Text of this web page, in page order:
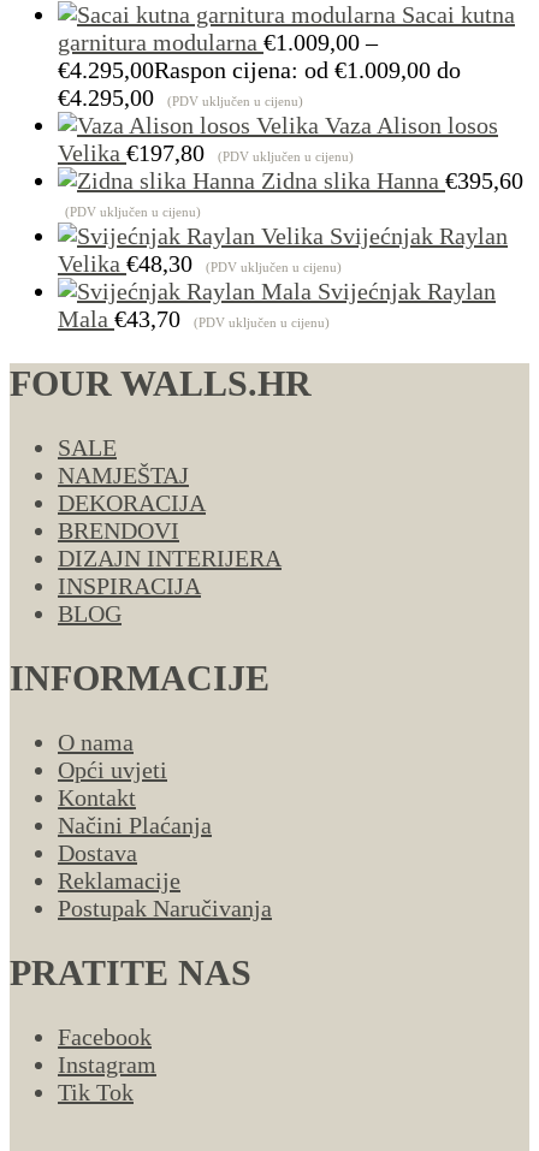
Sacai kutna
garnitura modularna €1.009,00 –
€4.295,00Raspon cijena: od €1.009,00 do
€4.295,00
(PDV uključen u cijenu)
Vaza Alison losos
Velika €197,80 (PDV uključen u cijenu)
Zidna slika Hanna €395,60
(PDV uključen u cijenu)
Svijećnjak Raylan
Velika €48,30 (PDV uključen u cijenu)
Svijećnjak Raylan
Mala €43,70 (PDV uključen u cijenu)
FOUR WALLS.HR
SALE
NAMJEŠTAJ
DEKORACIJA
BRENDOVI
DIZAJN INTERIJERA
INSPIRACIJA
BLOG
INFORMACIJE
O nama
Opći uvjeti
Kontakt
Načini Plaćanja
Dostava
Reklamacije
Postupak Naručivanja
PRATITE NAS
Facebook
Instagram
Tik Tok